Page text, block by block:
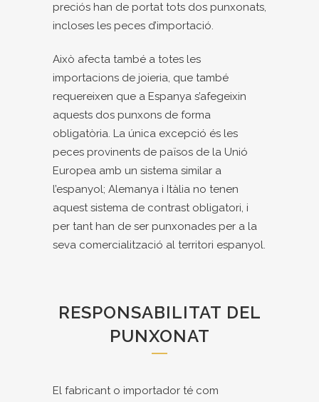
preciós han de portat tots dos punxonats,
incloses les peces d’importació.
Això afecta també a totes les
importacions de joieria, que també
requereixen que a Espanya s’afegeixin
aquests dos punxons de forma
obligatòria. La única excepció és les
peces provinents de països de la Unió
Europea amb un sistema similar a
l’espanyol; Alemanya i Itàlia no tenen
aquest sistema de contrast obligatori, i
per tant han de ser punxonades per a la
seva comercialització al territori espanyol.
RESPONSABILITAT DEL
PUNXONAT
El fabricant o importador té com